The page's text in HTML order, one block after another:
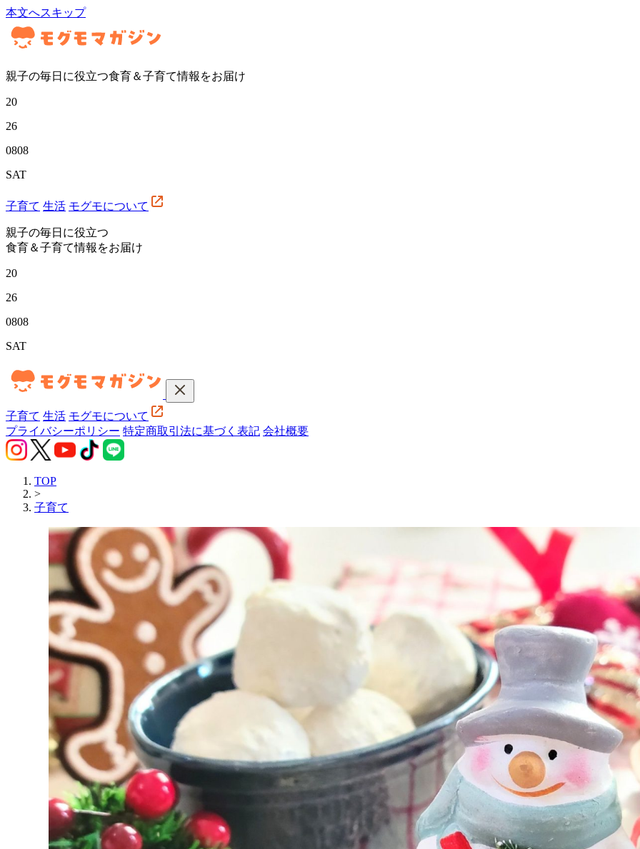
本文へスキップ
親子の毎日に役立つ食育＆子育て情報をお届け
20
26
0808
SAT
子育て 生活 モグモについて
親子の毎日に役立つ
食育＆子育て情報をお届け
20
26
0808
SAT
子育て 生活 モグモについて
プライバシーポリシー 特定商取引法に基づく表記 会社概要
TOP
>
子育て